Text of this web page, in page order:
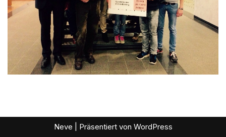
Neve | Präsentiert von WordPress